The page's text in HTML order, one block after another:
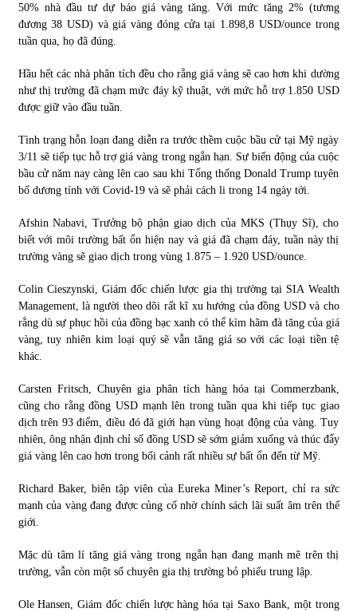
50% nhà đầu tư dự báo giá vàng tăng. Với mức tăng 2% (tương
đương 38 USD) và giá vàng đóng cửa tại 1.898,8 USD/ounce trong
tuần qua, họ đã đúng.
Hầu hết các nhà phân tích đều cho rằng giá vàng sẽ cao hơn khi dường
như thị trường đã chạm mức đáy kỹ thuật, với mức hỗ trợ 1.850 USD
được giữ vào đầu tuần.
Tình trạng hỗn loạn đang diễn ra trước thềm cuộc bầu cử tại Mỹ ngày
3/11 sẽ tiếp tục hỗ trợ giá vàng trong ngắn hạn. Sự biến động của cuộc
bầu cử năm nay càng lên cao sau khi Tổng thống Donald Trump tuyên
bố dương tính với Covid-19 và sẽ phải cách li trong 14 ngày tới.
Afshin Nabavi, Trưởng bộ phận giao dịch của MKS (Thụy Sĩ), cho
biết với môi trường bất ổn hiện nay và giá đã chạm đáy, tuần này thị
trường vàng sẽ giao dịch trong vùng 1.875 – 1.920 USD/ounce.
Colin Cieszynski, Giám đốc chiến lược gia thị trường tại SIA Wealth
Management, là người theo dõi rất kĩ xu hướng của đồng USD và cho
rằng dù sự phục hồi của đồng bạc xanh có thể kìm hãm đà tăng của giá
vàng, tuy nhiên kim loại quý sẽ vẫn tăng giá so với các loại tiền tệ
khác.
Carsten Fritsch, Chuyên gia phân tích hàng hóa tại Commerzbank,
cũng cho rằng đồng USD mạnh lên trong tuần qua khi tiếp tục giao
dịch trên 93 điểm, điều đó đã giới hạn vùng hoạt động của vàng. Tuy
nhiên, ông nhận định chỉ số đồng USD sẽ sớm giảm xuống và thúc đẩy
giá vàng lên cao hơn trong bối cảnh rất nhiều sự bất ổn đến từ Mỹ.
Richard Baker, biên tập viên của Eureka Miner’s Report, chỉ ra sức
mạnh của vàng đang được củng cố nhờ chính sách lãi suất âm trên thế
giới.
Mặc dù tâm lí tăng giá vàng trong ngắn hạn đang mạnh mẽ trên thị
trường, vẫn còn một số chuyên gia thị trường bỏ phiếu trung lập.
Ole Hansen, Giám đốc chiến lược hàng hóa tại Saxo Bank, một trong